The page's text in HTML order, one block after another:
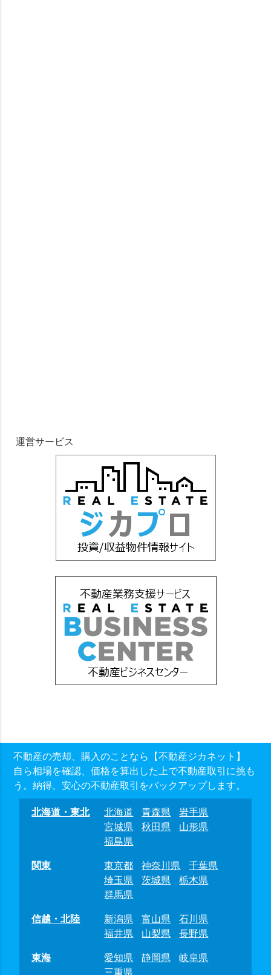
運営サービス
不動産の売却、購入のことなら【不動産ジカネット】
自ら相場を確認、価格を算出した上で不動産取引に挑も
う。納得、安心の不動産取引をバックアップします。
北海道・東北 北海道 青森県
岩手県
宮城県
秋田県
山形県
福島県
関東
東京都 神奈川県
千葉県
埼玉県
茨城県
栃木県
群馬県
信越・北陸
新潟県 富山県
石川県
福井県
山梨県
長野県
東海
愛知県 静岡県
岐阜県
三重県